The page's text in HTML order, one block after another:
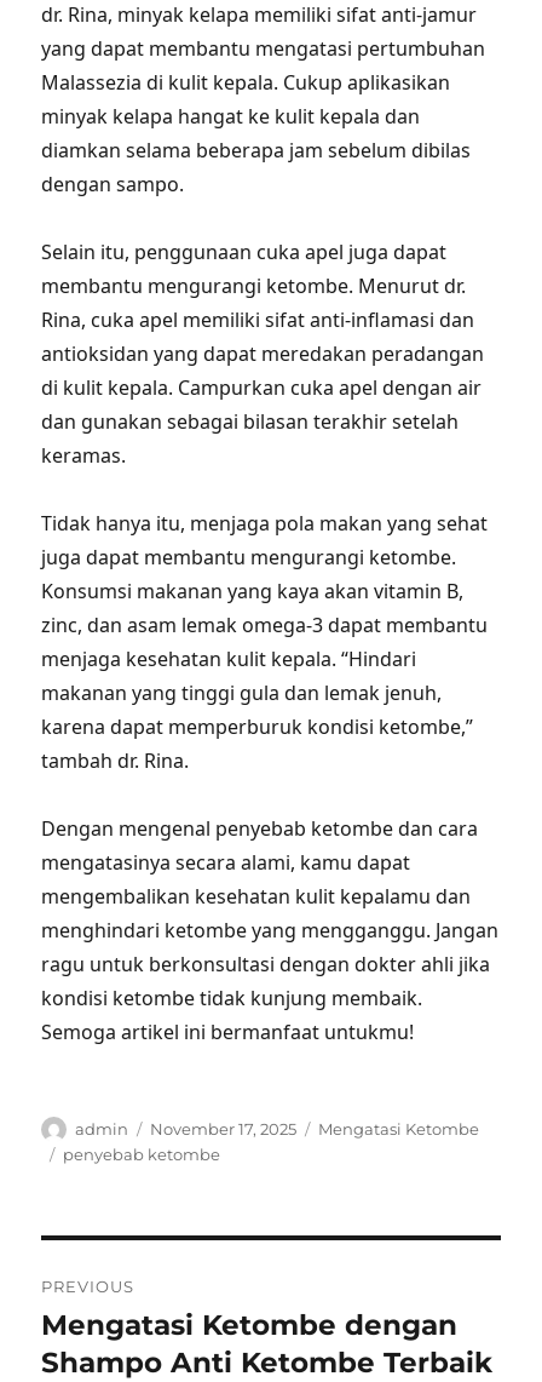
dr. Rina, minyak kelapa memiliki sifat anti-jamur
yang dapat membantu mengatasi pertumbuhan
Malassezia di kulit kepala. Cukup aplikasikan
minyak kelapa hangat ke kulit kepala dan
diamkan selama beberapa jam sebelum dibilas
dengan sampo.
Selain itu, penggunaan cuka apel juga dapat
membantu mengurangi ketombe. Menurut dr.
Rina, cuka apel memiliki sifat anti-inflamasi dan
antioksidan yang dapat meredakan peradangan
di kulit kepala. Campurkan cuka apel dengan air
dan gunakan sebagai bilasan terakhir setelah
keramas.
Tidak hanya itu, menjaga pola makan yang sehat
juga dapat membantu mengurangi ketombe.
Konsumsi makanan yang kaya akan vitamin B,
zinc, dan asam lemak omega-3 dapat membantu
menjaga kesehatan kulit kepala. “Hindari
makanan yang tinggi gula dan lemak jenuh,
karena dapat memperburuk kondisi ketombe,”
tambah dr. Rina.
Dengan mengenal penyebab ketombe dan cara
mengatasinya secara alami, kamu dapat
mengembalikan kesehatan kulit kepalamu dan
menghindari ketombe yang mengganggu. Jangan
ragu untuk berkonsultasi dengan dokter ahli jika
kondisi ketombe tidak kunjung membaik.
Semoga artikel ini bermanfaat untukmu!
Author
admin
Posted
on
November 17, 2025 Categories
Mengatasi Ketombe
Tags
penyebab ketombe
navigation
PREVIOUS
Previous
post:
Mengatasi Ketombe dengan
Shampo Anti Ketombe Terbaik